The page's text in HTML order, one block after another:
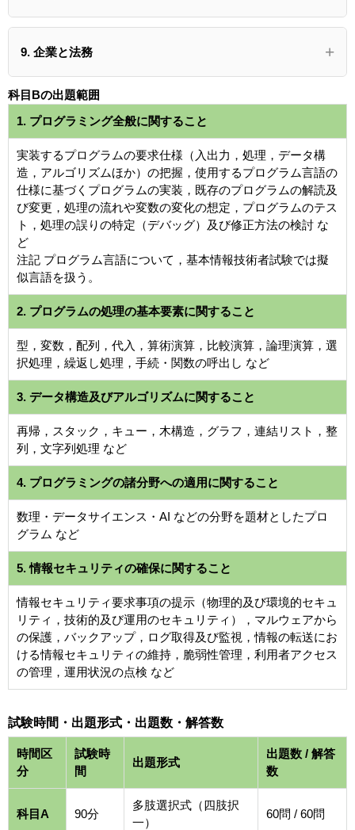
9. 企業と法務
科目Bの出題範囲
1. プログラミング全般に関すること
実装するプログラムの要求仕様（入出力，処理，データ構
造，アルゴリズムほか）の把握，使用するプログラム言語の
仕様に基づくプログラムの実装，既存のプログラムの解読及
び変更，処理の流れや変数の変化の想定，プログラムのテス
ト，処理の誤りの特定（デバッグ）及び修正方法の検討 な
ど
注記 プログラム言語について，基本情報技術者試験では擬
似言語を扱う。
2. プログラムの処理の基本要素に関すること
型，変数，配列，代入，算術演算，比較演算，論理演算，選
択処理，繰返し処理，手続・関数の呼出し など
3. データ構造及びアルゴリズムに関すること
再帰，スタック，キュー，木構造，グラフ，連結リスト，整
列，文字列処理 など
4. プログラミングの諸分野への適用に関すること
数理・データサイエンス・AI などの分野を題材としたプロ
グラム など
5. 情報セキュリティの確保に関すること
情報セキュリティ要求事項の提示（物理的及び環境的セキュ
リティ，技術的及び運用のセキュリティ），マルウェアから
の保護，バックアップ，ログ取得及び監視，情報の転送にお
ける情報セキュリティの維持，脆弱性管理，利用者アクセス
の管理，運用状況の点検 など
試験時間・出題形式・出題数・解答数
時間区
分
試験時
間
出題形式
出題数 / 解答
数
科目A 90分
多肢選択式（四肢択
一）
60問 / 60問